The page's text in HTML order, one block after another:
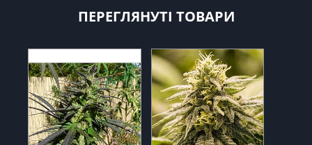
ПЕРЕГЛЯНУТІ ТОВАРИ